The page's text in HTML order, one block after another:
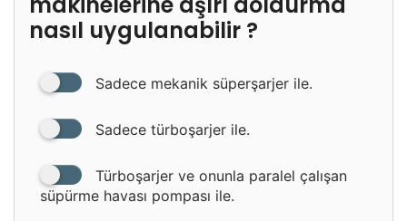
nasıl uygulanabilir ?
Sadece mekanik süperşarjer ile.
Sadece türboşarjer ile.
Türboşarjer ve onunla paralel çalışan
süpürme havası pompası ile.